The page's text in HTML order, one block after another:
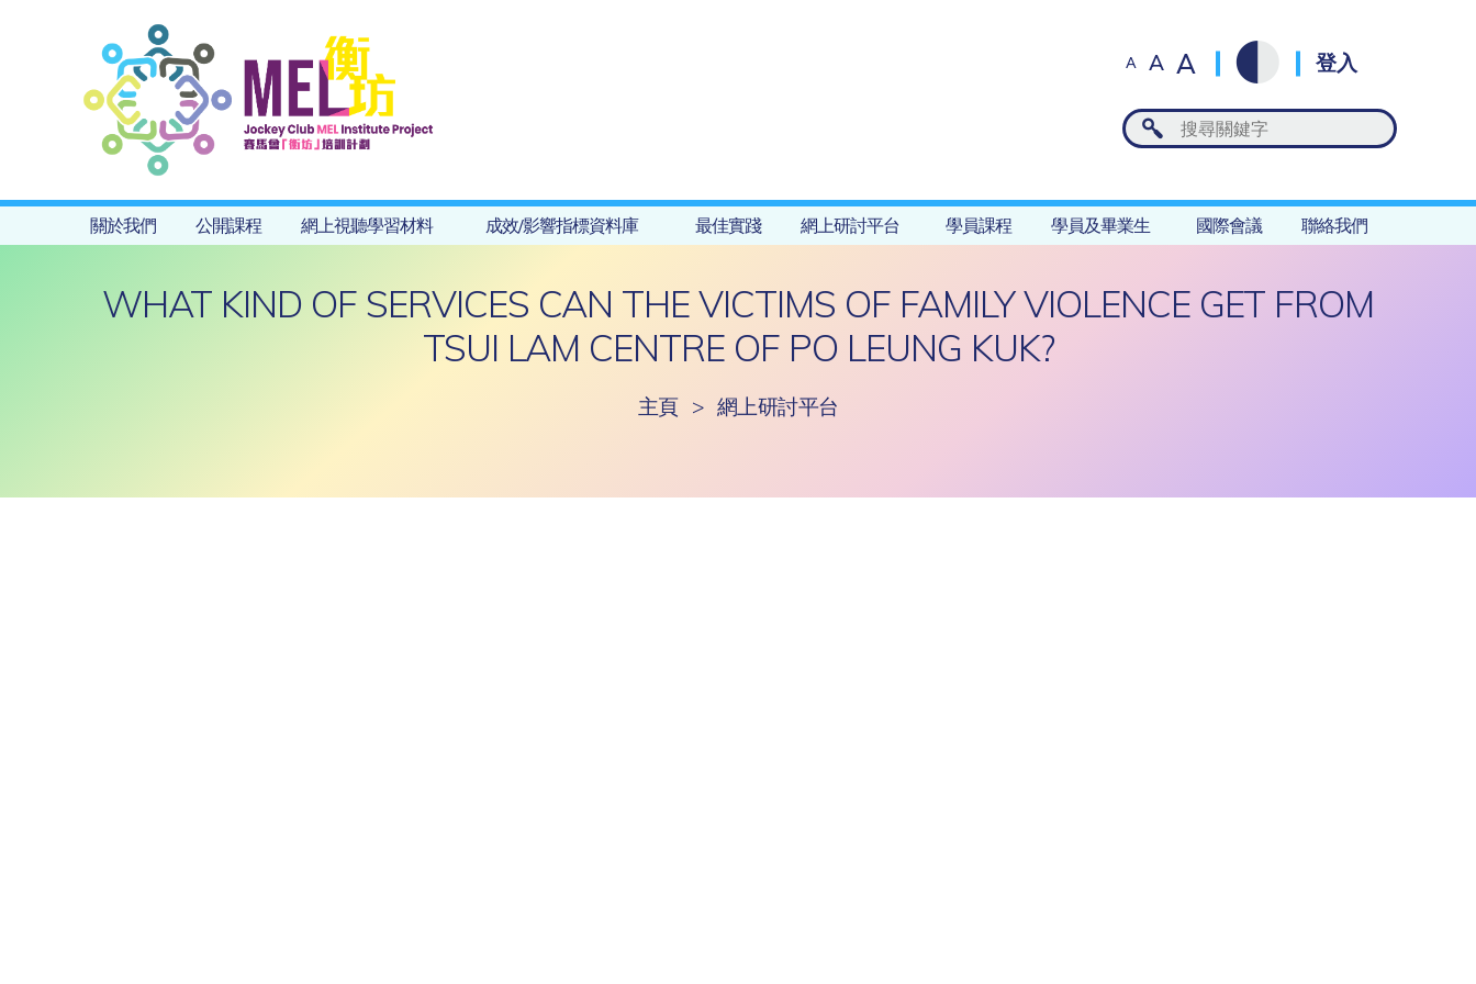
A A A 登入
關於我們 公開課程 網上視聽學習材料 成效/影響指標資料庫 最佳實踐 網上研討平台 學員課程 學員及畢業生 國際會議 聯絡我們
WHAT KIND OF SERVICES CAN THE VICTIMS OF FAMILY VIOLENCE GET FROM
TSUI LAM CENTRE OF PO LEUNG KUK?
主頁 > 網上研討平台